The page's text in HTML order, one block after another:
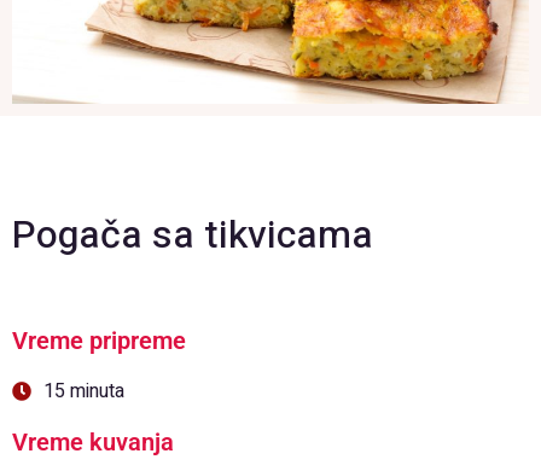
Pogača sa tikvicama
Vreme pripreme
15 minuta
Vreme kuvanja